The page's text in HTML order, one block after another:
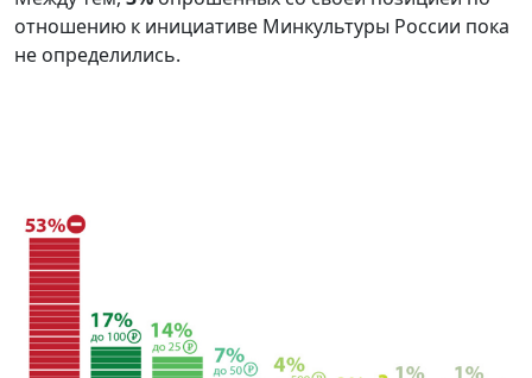
отношению к инициативе Минкультуры России пока
не определились.